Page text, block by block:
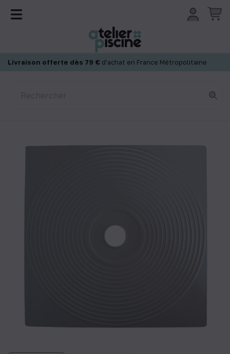
Livraison offerte dès 79 € d'achat en France Métropolitaine